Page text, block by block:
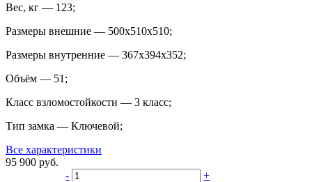
Вес, кг — 123;
Размеры внешние — 500x510x510;
Размеры внутренние — 367x394x352;
Объём — 51 ;
Класс взломостойкости — 3 класс;
Тип замка — Ключевой;
Все характеристики
95 900 руб.
-
+